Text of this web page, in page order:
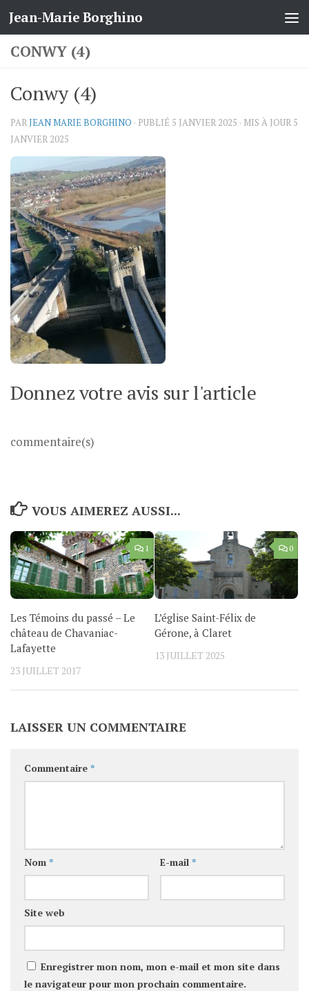
Skip to content
Jean-Marie Borghino
CONWY (4)
Conwy (4)
PARJEAN MARIE BORGHINO · PUBLIÉ 5 JANVIER 2025 · MIS À JOUR 5
JANVIER 2025
Donnez votre avis sur l'article
commentaire(s)
VOUS AIMEREZ AUSSI...
1
Les Témoins du passé – Le
château de Chavaniac-
Lafayette
23 JUILLET 2017
0
L’église Saint-Félix de
Gérone, à Claret
13 JUILLET 2025
LAISSER UN COMMENTAIRE
Commentaire *
Nom * E-mail *
Site web
Enregistrer mon nom, mon e-mail et mon site dans
le navigateur pour mon prochain commentaire.